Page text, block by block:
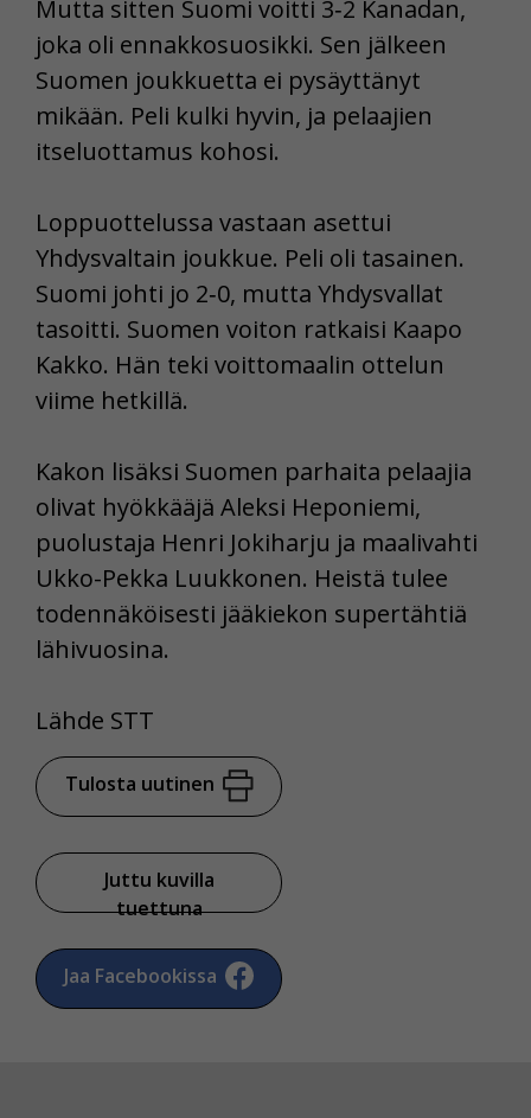
Mutta sitten Suomi voitti 3‑2 Kanadan,
joka oli ennakkosuosikki. Sen jälkeen
Suomen joukkuetta ei pysäyttänyt
mikään. Peli kulki hyvin, ja pelaajien
itseluottamus kohosi.
Loppuottelussa vastaan asettui
Yhdysvaltain joukkue. Peli oli tasainen.
Suomi johti jo 2‑0, mutta Yhdysvallat
tasoitti. Suomen voiton ratkaisi Kaapo
Kakko. Hän teki voittomaalin ottelun
viime hetkillä.
Kakon lisäksi Suomen parhaita pelaajia
olivat hyökkääjä Aleksi Heponiemi,
puolustaja Henri Jokiharju ja maalivahti
Ukko-Pekka Luukkonen. Heistä tulee
todennäköisesti jääkiekon supertähtiä
lähivuosina.
Lähde STT
Tulosta uutinen
Juttu kuvilla
tuettuna
Jaa Facebookissa